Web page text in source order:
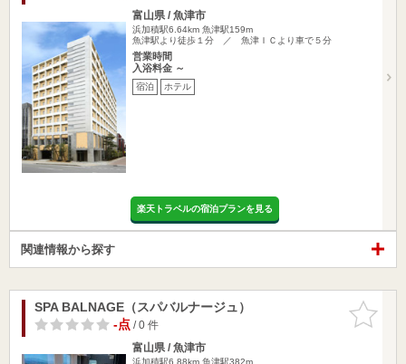
富山県 / 魚津市
浜加積駅6.64km 魚津駅159m
魚津駅より徒歩１分 ／ 魚津ＩＣより車で５分
営業時間
入浴料金 ～
宿泊 ホテル
楽天トラベルの宿泊プランを見る
関連情報から探す
お気に入
りに追加
SPA BALNAGE（スパバルナージュ）
-点/ 0 件
富山県 / 魚津市
浜加積駅6.88km 魚津駅382m